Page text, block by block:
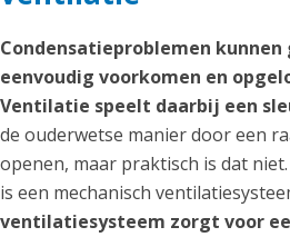
Condensatieproblemen
eenvoudig voorkomen en
Ventilatie speelt daarbij een
de ouderwetse manier door een
openen, maar praktisch is dat
is een mechanisch
ventilatiesysteem zorgt voor